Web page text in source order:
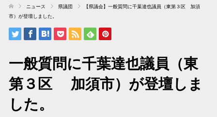
ニュース 県議団
【県議会】一般質問に千葉達也議員（東第３区 加須
市）が登壇しました。
一般質問に千葉達也議員（東
第３区 加須市）が登壇しま
した。